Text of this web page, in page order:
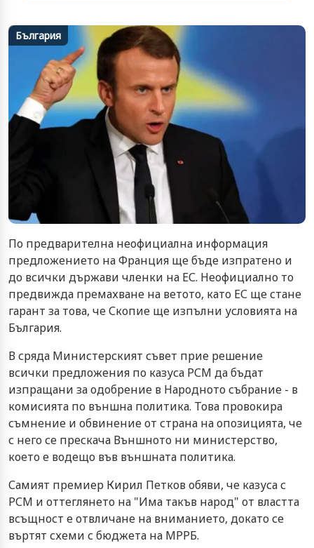
България
По предварителна неофициална информация
предложението на Франция ще бъде изпратено и
до всички държави членки на ЕС. Неофициално то
предвижда премахване на ветото, като ЕС ще стане
гарант за това, че Скопие ще изпълни условията на
България.
В сряда Министерският съвет прие решение
всички предложения по казуса РСМ да бъдат
изпращани за одобрение в Народното събрание - в
комисията по външна политика. Това провокира
съмнение и обвинение от страна на опозицията, че
с него се прескача Външното ни министерство,
което е водещо във външната политика.
Самият премиер Кирил Петков обяви, че казуса с
РСМ и оттеглянето на "Има такъв народ" от властта
всъщност е отвличане на вниманието, докато се
въртят схеми с бюджета на МРРБ.